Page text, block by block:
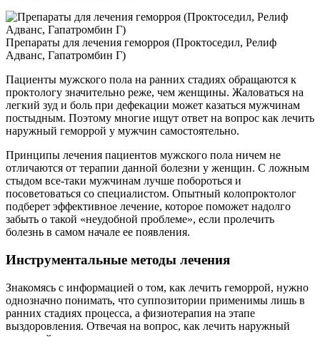
Препараты для лечения геморроя (Проктоседил, Релиф
Адванс, Гапатромбин Г)
Пациенты мужского пола на ранних стадиях обращаются к
проктологу значительно реже, чем женщины. Жаловаться на
легкий зуд и боль при дефекации может казаться мужчинам
постыдным. Поэтому многие ищут ответ на вопрос как лечить
наружный геморрой у мужчин самостоятельно.
Принципы лечения пациентов мужского пола ничем не
отличаются от терапии данной болезни у женщин. С ложным
стыдом все-таки мужчинам лучше побороться и
посоветоваться со специалистом. Опытный колопроктолог
подберет эффективное лечение, которое поможет надолго
забыть о такой «неудобной проблеме», если пролечить
болезнь в самом начале ее появления.
Инструментальные методы лечения
Знакомясь с информацией о том, как лечить геморрой, нужно
однозначно понимать, что суппозитории применимы лишь в
ранних стадиях процесса, а физиотерапия на этапе
выздоровления. Отвечая на вопрос, как лечить наружный